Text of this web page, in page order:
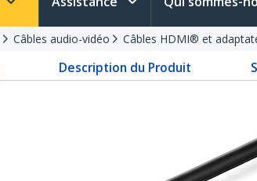
Câbles audio-vidéo Câbles HDMI® et
Description du Produit